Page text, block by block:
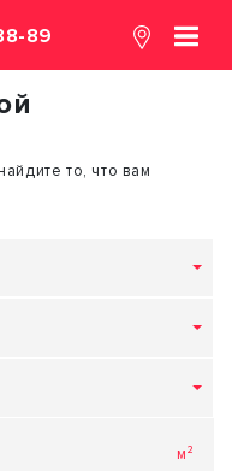
89
то, что вам